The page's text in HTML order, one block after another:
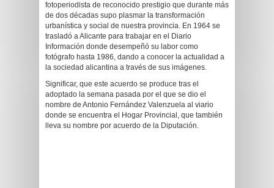
fotoperiodista de reconocido prestigio que durante más
de dos décadas supo plasmar la transformación
urbanística y social de nuestra provincia. En 1964 se
trasladó a Alicante para trabajar en el Diario
Información donde desempeñó su labor como
fotógrafo hasta 1986, dando a conocer la actualidad a
la sociedad alicantina a través de sus imágenes.
Significar, que este acuerdo se produce tras el
adoptado la semana pasada por el que se dio el
nombre de Antonio Fernández Valenzuela al viario
donde se encuentra el Hogar Provincial, que también
lleva su nombre por acuerdo de la Diputación.